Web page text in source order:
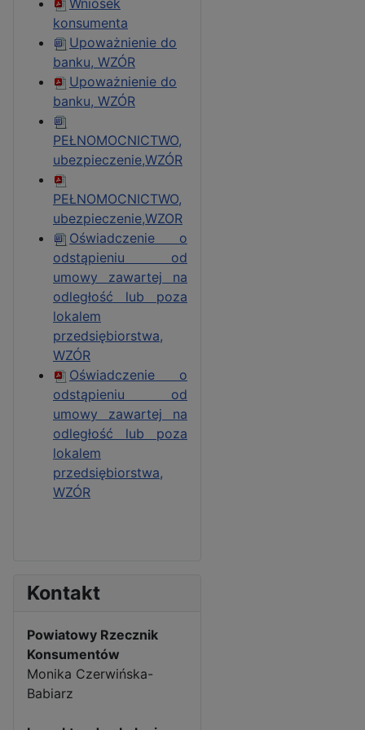
Wniosek
konsumenta
Upoważnienie do
banku, WZÓR
Upoważnienie do
banku, WZÓR
PEŁNOMOCNICTWO,
ubezpieczenie,WZÓR
PEŁNOMOCNICTWO,
ubezpieczenie,WZOR
Oświadczenie o
odstąpieniu od
umowy zawartej na
odległość lub poza
lokalem
przedsiębiorstwa,
WZÓR
Oświadczenie o
odstąpieniu od
umowy zawartej na
odległość lub poza
lokalem
przedsiębiorstwa,
WZÓR
Kontakt
Powiatowy Rzecznik
Konsumentów
Monika Czerwińska-
Babiarz